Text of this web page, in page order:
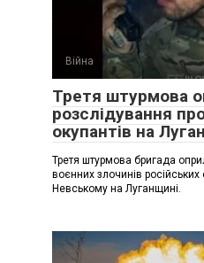
Війна
Третя штурмова
розслідування
окупантів на
Третя штурмова бригада
воєнних злочинів російських
Невському на Луганщині.